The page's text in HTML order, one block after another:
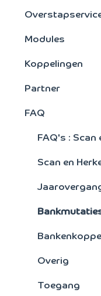
posten)
Marge
Rapporten
scan en
Extern
Algemeen
Grootboek
Debiteuren
Activa
n
Crediteuren
Modules
BTW aangifte
Koppelingen
Partner
FAQ
FAQ's : Scan
Scan en
Overig
Toegang